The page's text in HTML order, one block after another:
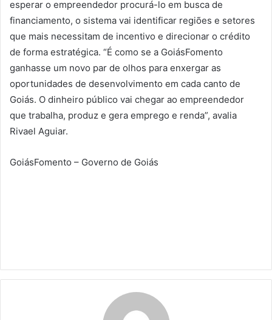
esperar o empreendedor procurá-lo em busca de
financiamento, o sistema vai identificar regiões e setores
que mais necessitam de incentivo e direcionar o crédito
de forma estratégica. “É como se a GoiásFomento
ganhasse um novo par de olhos para enxergar as
oportunidades de desenvolvimento em cada canto de
Goiás. O dinheiro público vai chegar ao empreendedor
que trabalha, produz e gera emprego e renda”, avalia
Rivael Aguiar.
GoiásFomento – Governo de Goiás